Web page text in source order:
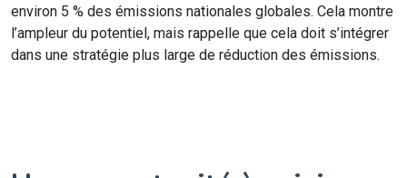
environ 5 % des émissions nationales globales. Cela montre
l’ampleur du potentiel, mais rappelle que cela doit s’intégrer
dans une stratégie plus large de réduction des émissions.